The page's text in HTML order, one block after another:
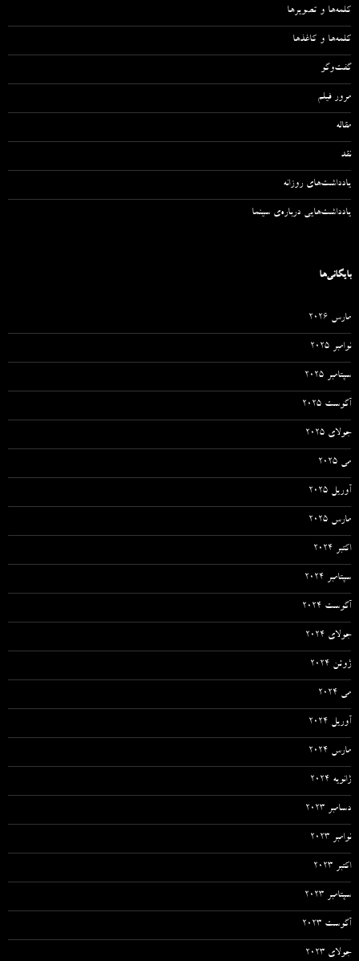
کلمه‌ها و تصویرها
کلمه‌ها و کاغذها
گفت‌وگو
مرور فیلم
مقاله‌
نقد
یادداشت‌های روزانه
یادداشت‌هایی درباره‌ی سینما
بایگانی‌ها
مارس 2026
نوامبر 2025
سپتامبر 2025
آگوست 2025
جولای 2025
می 2025
آوریل 2025
مارس 2025
اکتبر 2024
سپتامبر 2024
آگوست 2024
جولای 2024
ژوئن 2024
می 2024
آوریل 2024
مارس 2024
ژانویه 2024
دسامبر 2023
نوامبر 2023
اکتبر 2023
سپتامبر 2023
آگوست 2023
جولای 2023